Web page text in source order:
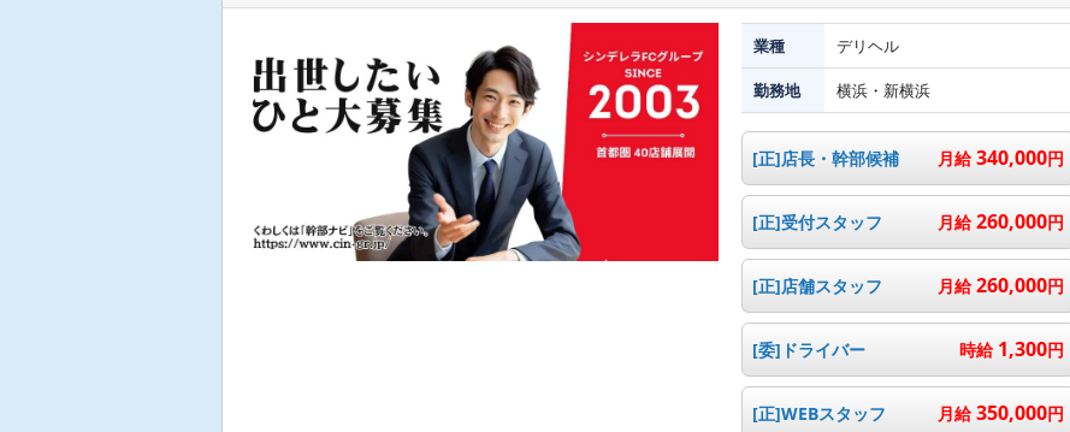
業種 デリヘル
勤務地 横浜・新横浜
[正]店長・幹部候補 月給340,000円
[正]受付スタッフ 月給260,000円
[正]店舗スタッフ 月給260,000円
[委]ドライバー 時給 1,300円
[正]WEBスタッフ 月給350,000円